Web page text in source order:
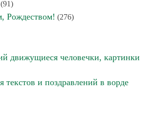
(91)
Рождеством! (276)
движущиеся человечки, картинки
текстов и поздравлений в ворде